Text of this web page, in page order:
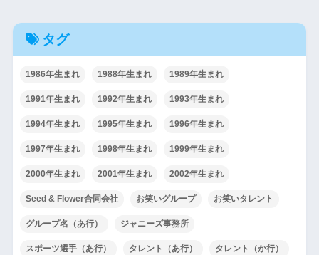
タグ
1986年生まれ 1988年生まれ 1989年生まれ
1991年生まれ 1992年生まれ 1993年生まれ
1994年生まれ 1995年生まれ 1996年生まれ
1997年生まれ 1998年生まれ 1999年生まれ
2000年生まれ 2001年生まれ 2002年生まれ
Seed & Flower合同会社 お笑いグループ お笑いタレント
グループ名（あ行） ジャニーズ事務所
スポーツ選手（あ行） タレント（あ行） タレント（か行）